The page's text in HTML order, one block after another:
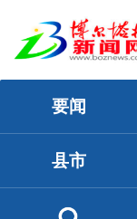
要闻
县市